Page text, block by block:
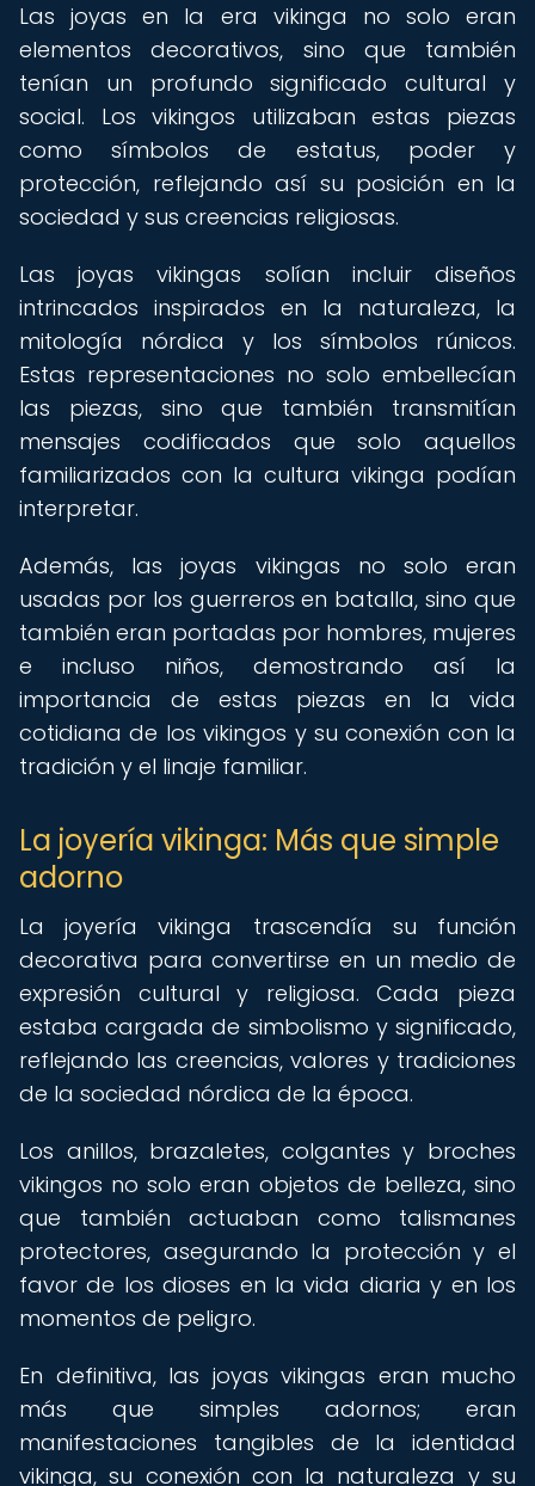
Las joyas en la era vikinga no solo eran
elementos decorativos, sino que también
tenían un profundo significado cultural y
social. Los vikingos utilizaban estas piezas
como símbolos de estatus, poder y
protección, reflejando así su posición en la
sociedad y sus creencias religiosas.
Las joyas vikingas solían incluir diseños
intrincados inspirados en la naturaleza, la
mitología nórdica y los símbolos rúnicos.
Estas representaciones no solo embellecían
las piezas, sino que también transmitían
mensajes codificados que solo aquellos
familiarizados con la cultura vikinga podían
interpretar.
Además, las joyas vikingas no solo eran
usadas por los guerreros en batalla, sino que
también eran portadas por hombres, mujeres
e incluso niños, demostrando así la
importancia de estas piezas en la vida
cotidiana de los vikingos y su conexión con la
tradición y el linaje familiar.
La joyería vikinga: Más que simple
adorno
La joyería vikinga trascendía su función
decorativa para convertirse en un medio de
expresión cultural y religiosa. Cada pieza
estaba cargada de simbolismo y significado,
reflejando las creencias, valores y tradiciones
de la sociedad nórdica de la época.
Los anillos, brazaletes, colgantes y broches
vikingos no solo eran objetos de belleza, sino
que también actuaban como talismanes
protectores, asegurando la protección y el
favor de los dioses en la vida diaria y en los
momentos de peligro.
En definitiva, las joyas vikingas eran mucho
más que simples adornos; eran
manifestaciones tangibles de la identidad
vikinga, su conexión con la naturaleza y su